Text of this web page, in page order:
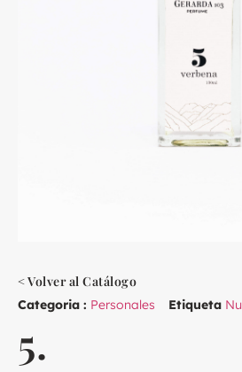
< Volver al Catálogo
Categoria : Personales Etiqueta
5.